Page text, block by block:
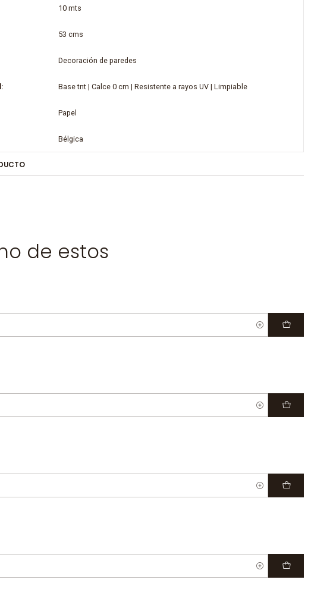
10 mts
53 cms
Decoración de paredes
Base tnt | Calce 0 cm | Resistente a rayos UV | Limpiable
Papel
Bélgica
de estos